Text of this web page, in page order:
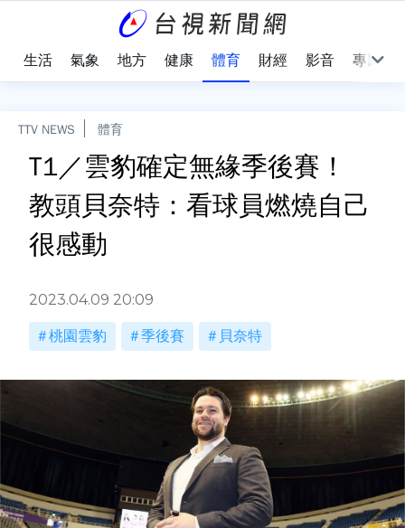
生活 氣象 地方 健康 體育 財經 影音 專題
TTV NEWS 體育
T1／雲豹確定無緣季後賽！
教頭貝奈特：看球員燃燒自己
很感動
2023.04.09 20:09
桃園雲豹 季後賽 貝奈特